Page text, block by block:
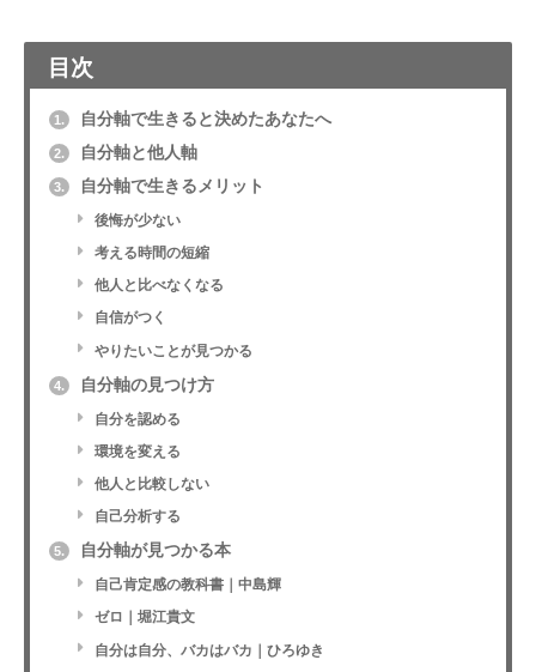
目次
1. 自分軸で生きると決めたあなたへ
2. 自分軸と他人軸
3. 自分軸で生きるメリット
後悔が少ない
考える時間の短縮
他人と比べなくなる
自信がつく
やりたいことが見つかる
4. 自分軸の見つけ方
自分を認める
環境を変える
他人と比較しない
自己分析する
5. 自分軸が見つかる本
自己肯定感の教科書｜中島輝
ゼロ｜堀江貴文
自分は自分、バカはバカ｜ひろゆき